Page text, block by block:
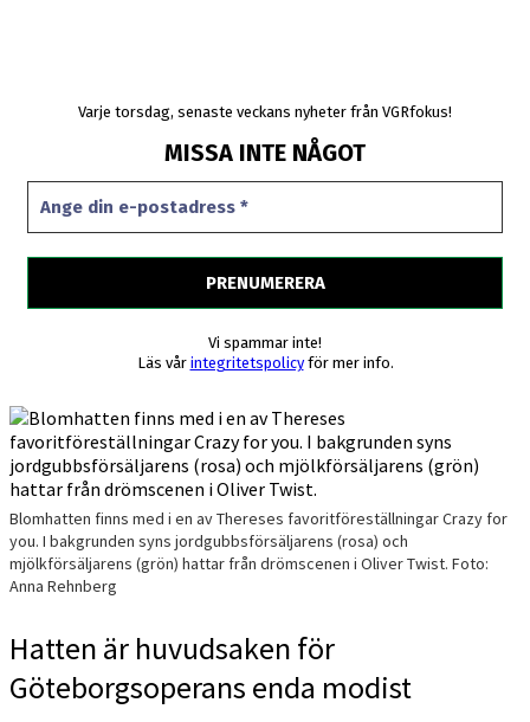
Varje torsdag, senaste veckans nyheter från VGRfokus!
MISSA INTE NÅGOT
Vi spammar inte!
Läs vår integritetspolicyför mer info.
Blomhatten finns med i en av Thereses favoritföreställningar Crazy for
you. I bakgrunden syns jordgubbsförsäljarens (rosa) och
mjölkförsäljarens (grön) hattar från drömscenen i Oliver Twist. Foto:
Anna Rehnberg
Hatten är huvudsaken för
Göteborgsoperans enda modist